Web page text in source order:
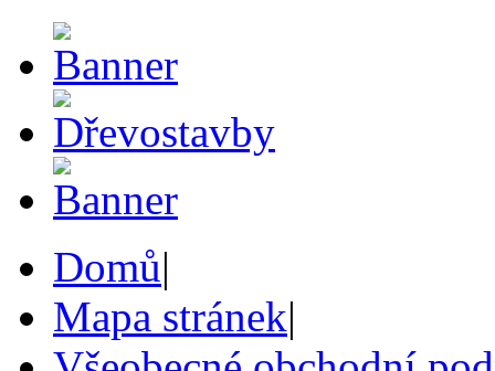
Domů|
Mapa stránek|